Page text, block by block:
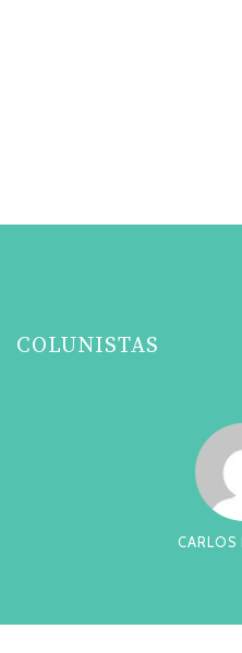
COLUNISTAS
CARLOS